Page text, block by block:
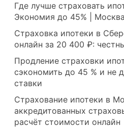
Где лучше страховать
Экономия до 45% |
Страховка ипотеки в
онлайн за 20 400 ₽:
Продление страховки
сэкономить до 45 % и не
ставки
Страхование ипотеки в
аккредитованных
расчёт стоимости онлайн